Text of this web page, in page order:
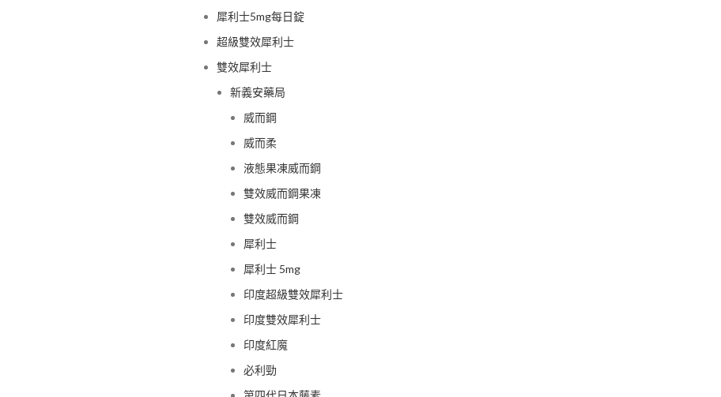
犀利士5mg每日錠
超級雙效犀利士
雙效犀利士
新義安藥局
威而鋼
威而柔
液態果凍威而鋼
雙效威而鋼果凍
雙效威而鋼
犀利士
犀利士 5mg
印度超級雙效犀利士
印度雙效犀利士
印度紅魔
必利勁